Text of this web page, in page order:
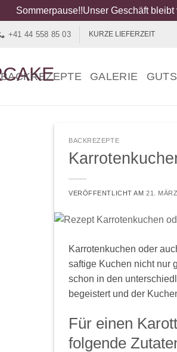
Sommerpause!!Unser Geschäft
+41 44 558 85 03 KURZE LIEFERZEIT
BACKREZEPTE GALERIE
BACKREZEPTE
VERÖFFENTLICHT AM21.
Karrotenkuchen oder
saftige Kuchen nicht nur
schon in den
begeistert und der
Für einen
folgende